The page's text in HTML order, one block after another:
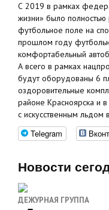
С 2019 в рамках
жизни» было
футбольное поле на
прошлом году
комфортабельный
А всего в рамках
будут оборудованы 6
оздоровительные
районе Красноярска и
с искусственным льдом
Telegram
Новости
ДЕЖУРНАЯ ГРУППА